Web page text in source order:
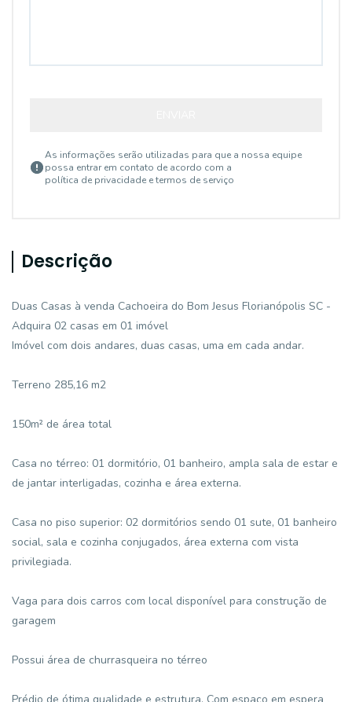
As informações serão utilizadas para que a nossa equipe
possa entrar em contato de acordo com a
política de privacidade e termos de serviço
Descrição
Duas Casas à venda Cachoeira do Bom Jesus Florianópolis SC -
Adquira 02 casas em 01 imóvel
Imóvel com dois andares, duas casas, uma em cada andar.
Terreno 285,16 m2
150m² de área total
Casa no térreo: 01 dormitório, 01 banheiro, ampla sala de estar e
de jantar interligadas, cozinha e área externa.
Casa no piso superior: 02 dormitórios sendo 01 sute, 01 banheiro
social, sala e cozinha conjugados, área externa com vista
privilegiada.
Vaga para dois carros com local disponível para construção de
garagem
Possui área de churrasqueira no térreo